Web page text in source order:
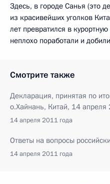
Здесь, в городе Санья (это
из красивейших уголков
лет превратился в
неплохо поработали и
Смотрите также
Декларация, принятая по
о.Хайнань, Китай, 14 апреля
14 апреля 2011 года
Ответы на вопросы
14 апреля 2011 года